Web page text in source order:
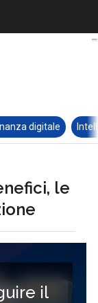
digitale
le
il